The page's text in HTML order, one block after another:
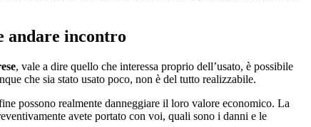
andare incontro
, vale a dire quello che interessa proprio dell’usato, è possibile
che sia stato usato poco, non è del tutto realizzabile.
possono realmente danneggiare il loro valore economico. La
avete portato con voi, quali sono i danni e le